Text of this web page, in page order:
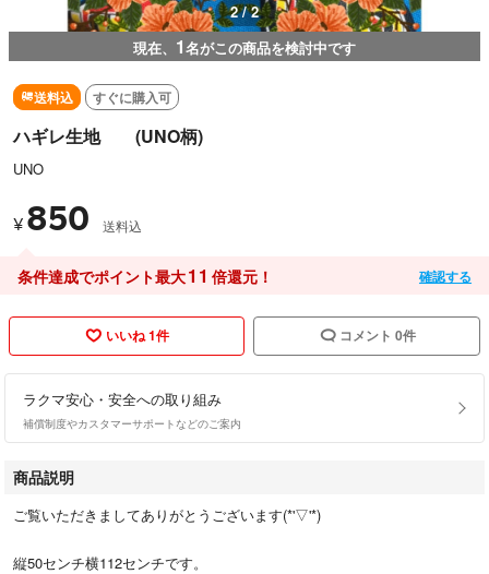
1 / 2
現在、 1名がこの商品を検討中です
送料込 すぐに購入可
ハギレ生地 (UNO柄)
UNO
¥ 850 送料込
条件達成でポイント最大11 倍還元！ 確認する
いいね 1件 コメント 0件
ラクマ安心・安全への取り組み
補償制度やカスタマーサポートなどのご案内
商品説明
ご覧いただきましてありがとうございます(*'▽'*)
縦50センチ横112センチです。